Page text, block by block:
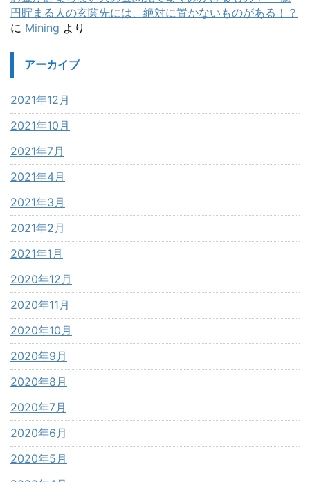
円貯まる人の玄関先には、絶対に置かないものがある！？
に Mining より
アーカイブ
2021年12月
2021年10月
2021年7月
2021年4月
2021年3月
2021年2月
2021年1月
2020年12月
2020年11月
2020年10月
2020年9月
2020年8月
2020年7月
2020年6月
2020年5月